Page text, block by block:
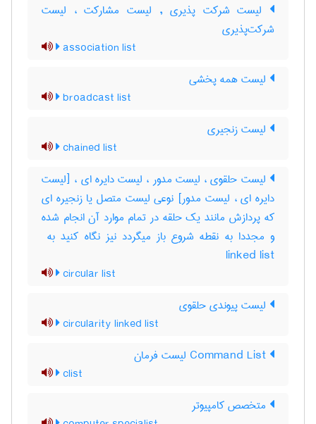
لیست شرکت پذیری , لیست مشارکت ، لیست
شرکت‌پذیری
association list
لیست همه پخشی
broadcast list
لیست زنجیری
chained list
لیست حلقوی ، لیست مدور ، لیست دایره ای ، [لیست
دایره ای ، لیست مدور] نوعی لیست متصل یا زنجیره ای
که پردازش مانند یک حلقه در تمام موارد آن انجام شده
linked list
circular list
لیست پیوندی حلقوی
circularity linked list
clist
متخصص کامپیوتر